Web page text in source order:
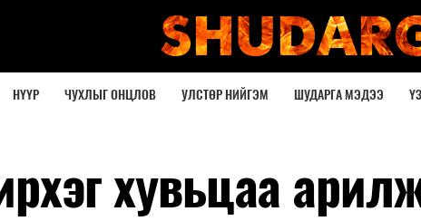
НҮҮР ЧУХЛЫГ ОНЦЛОВ УЛСТӨР НИЙГЭМ ШУДАРГА МЭДЭЭ
хувьцаа